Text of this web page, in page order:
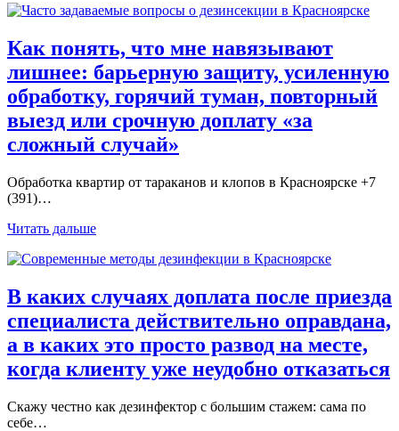
Как понять, что мне навязывают
лишнее: барьерную защиту, усиленную
обработку, горячий туман, повторный
выезд или срочную доплату «за
сложный случай»
Обработка квартир от тараканов и клопов в Красноярске +7
(391)…
Читать дальше
В каких случаях доплата после приезда
специалиста действительно оправдана,
а в каких это просто развод на месте,
когда клиенту уже неудобно отказаться
Скажу честно как дезинфектор с большим стажем: сама по
себе…